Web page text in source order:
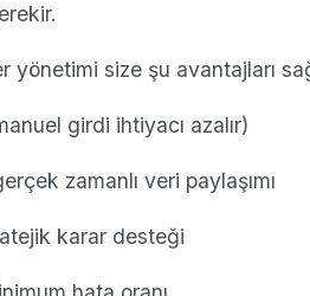
yönetimi size şu avantajları
girdi ihtiyacı azalır)
zamanlı veri paylaşımı
karar desteği